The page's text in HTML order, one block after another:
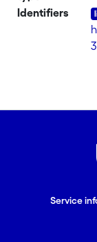
Identifiers
Service